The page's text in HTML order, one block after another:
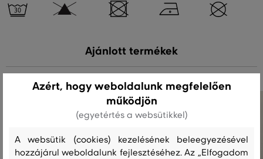
Ajánlott termékek
Azért, hogy weboldalunk megfelelően
működjön
(egyetértés a websütikkel)
A websütik (cookies) kezelésének beleegyezésével
hozzájárul weboldalunk fejlesztéséhez. Az „Elfogadom